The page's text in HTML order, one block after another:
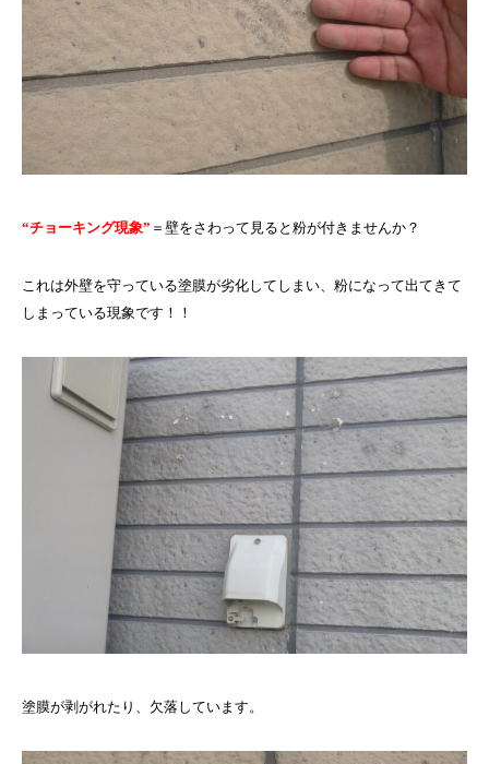
“チョーキング現象” ＝壁をさわって見ると粉が付きませんか？
これは外壁を守っている塗膜が劣化してしまい、粉になって出てきて
しまっている現象です！！
塗膜が剥がれたり、欠落しています。